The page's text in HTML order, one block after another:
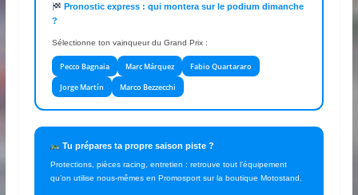
Pronostic express : qui montera sur le podium dimanche
?
Sélectionne ton vainqueur du Grand Prix :
Pecco Bagnaia Marc Márquez Fabio Quartararo
Jorge Martín Marco Bezzecchi
Tu prépares ta propre saison piste ?
Protections, pièces racing, entretien : retrouve tout l’équipement
qu’on utilise nous-mêmes en Promosport sur la boutique Motostand.